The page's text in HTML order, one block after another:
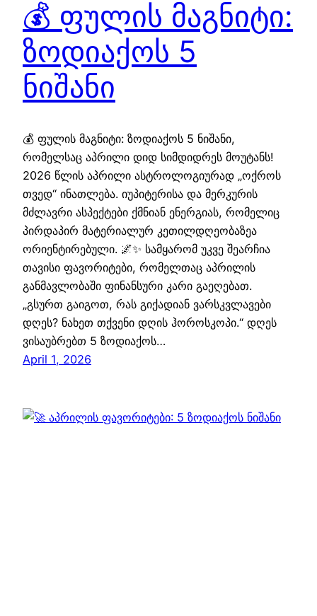
💰 ფულის მაგნიტი:
ზოდიაქოს 5
ნიშანი
💰 ფულის მაგნიტი: ზოდიაქოს 5 ნიშანი,
რომელსაც აპრილი დიდ სიმდიდრეს მოუტანს!
2026 წლის აპრილი ასტროლოგიურად „ოქროს
თვედ“ ინათლება. იუპიტერისა და მერკურის
მძლავრი ასპექტები ქმნიან ენერგიას, რომელიც
პირდაპირ მატერიალურ კეთილდღეობაზეა
ორიენტირებული. 🌌✨ სამყარომ უკვე შეარჩია
თავისი ფავორიტები, რომელთაც აპრილის
განმავლობაში ფინანსური კარი გაეღებათ.
„გსურთ გაიგოთ, რას გიქადიან ვარსკვლავები
დღეს? ნახეთ თქვენი დღის ჰოროსკოპი.“ დღეს
ვისაუბრებთ 5 ზოდიაქოს…
April 1, 2026